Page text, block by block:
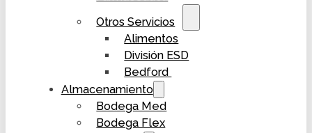
Otros Servicios
Alimentos
División ESD
Bedford
Almacenamiento
Bodega Med
Bodega Flex